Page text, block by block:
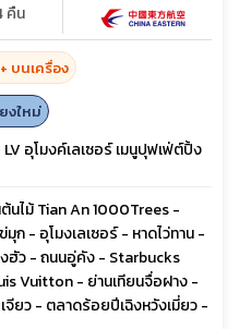
คืน
บนเครื่อง
งใหม่
อุโมงค์เลเซอร์ เมนูปุฟเฟ่ต์ปิ้ง
นไม้ Tian An 1000Trees -
ก - อุโมงเลเซอร์ - หาดไว่ทาน -
ฮัว - ถนนอู่คัง - Starbucks
Vuitton - ย่านเทียนจื่อฝาง -
จียว - ตลาดร้อยปีเฉิงหวังเมี่ยว -